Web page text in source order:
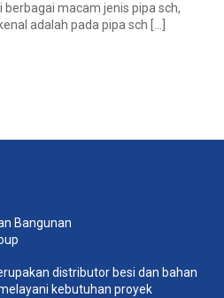
macam jenis pipa sch,
adalah pada pipa sch […]
distributor besi dan bahan
kebutuhan proyek